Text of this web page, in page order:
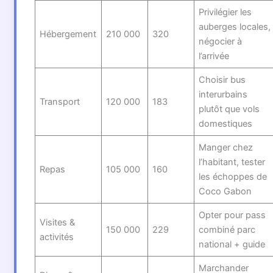
Hébergement 210 000 320
Privilégier les
auberges locales,
négocier à
l’arrivée
Transport 120 000 183
Choisir bus
interurbains
plutôt que vols
domestiques
Repas 105 000 160
Manger chez
l’habitant, tester
les échoppes de
Coco Gabon
Visites &
activités
150 000 229
Opter pour pass
combiné parc
national + guide
Marchander